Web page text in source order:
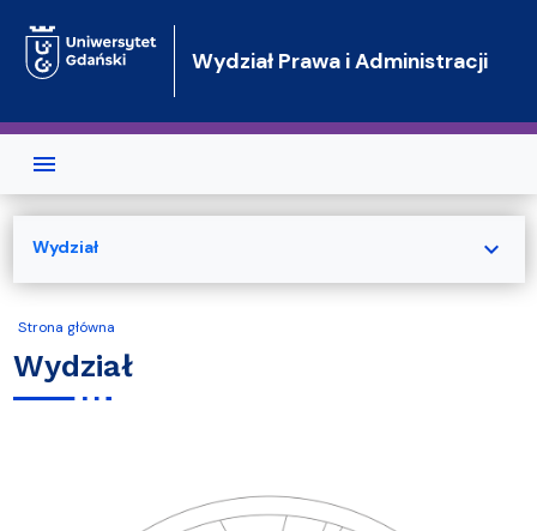
Wydział Prawa i Administracji
Strona główna
Wydział
Wydział expand_more